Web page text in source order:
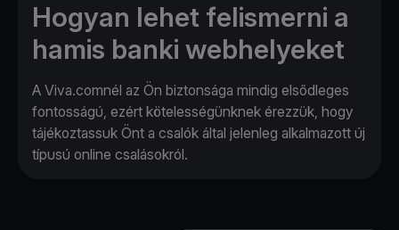
Hogyan lehet felismerni a
hamis banki webhelyeket
A Viva.comnél az Ön biztonsága mindig elsődleges
fontosságú, ezért kötelességünknek érezzük, hogy
tájékoztassuk Önt a csalók által jelenleg alkalmazott új
típusú online csalásokról.